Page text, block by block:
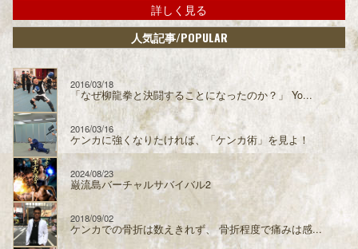
詳しく見る
人気記事/POPULAR
2016/03/18
「なぜ柳龍拳と決闘することになったのか？」 Yo...
2016/03/16
ケンカに強くなりたければ、「ケンカ術」を見よ！
2024/08/23
巌流島バーチャルサバイバル2
2018/09/02
ケンカでの骨折は数えきれず、 骨折程度で痛みは感...